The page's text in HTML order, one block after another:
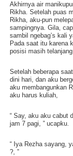
Akhirnya air
Rikha. Setelah puas
Rikha, aku-pun
sampingnya. Gila,
sambil ngebag’s kali
Pada saat itu karena
posisi masih
Setelah beberapa
dini hari, dan aku
aku membangunkan
aku harus kuliah,
“ Say, aku aku cabut
jam 7 pagi, ” ucapku.
“ Iya Rezha sayang,
?, ”